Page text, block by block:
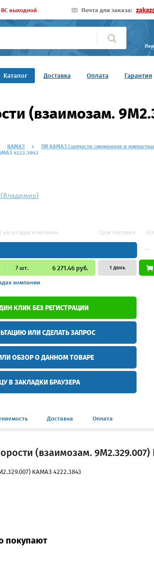
выходной Почта для заказа:
Каталог Доставка Оплата Гарантия
(взаимозам.
КАМАЗ ПИ КАМАЗ (запчасти смежников и
4222.3843
на складах компании Срок поставки
7шт. 6 271.46 руб.
компании
1 день
КЛИК БЕЗ РЕГИСТРАЦИИ
ИЛИ СДЕЛАТЬ ЗАПРОС
ОБЗОР О ДАННОМ ТОВАРЕ
В ЗАКЛАДКИ БРАУЗЕРА
Доставка Оплата
(взаимозам. 9М2.329.007)
КАМАЗ 4222.3843
покупают